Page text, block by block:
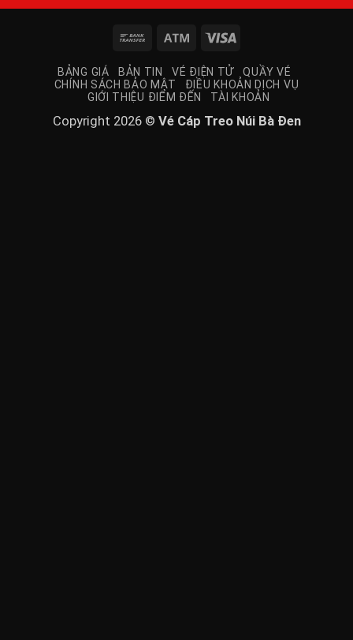
Bank
Atm Visa
BẢNG GIÁ BẢN TIN VÉ ĐIỆN TỬ
QUẦY VÉ
CHÍNH SÁCH BẢO MẬT
ĐIỀU KHOẢN DỊCH VỤ
GIỚI THIỆU ĐIỂM ĐẾN
TÀI KHOẢN
Copyright 2026 © Vé Cáp Treo Núi Bà Đen